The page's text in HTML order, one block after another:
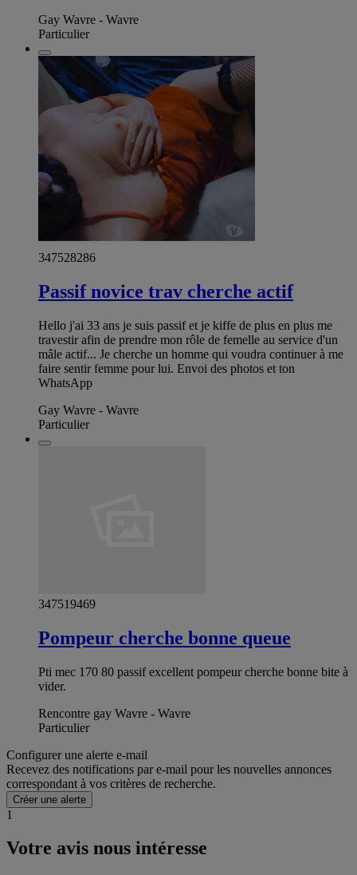
Gay Wavre - Wavre
Particulier
347528286
Passif novice trav cherche actif
Hello j'ai 33 ans je suis passif et je kiffe de plus en plus me
travestir afin de prendre mon rôle de femelle au service d'un
mâle actif... Je cherche un homme qui voudra continuer à me
faire sentir femme pour lui. Envoi des photos et ton
WhatsApp
Gay Wavre - Wavre
Particulier
347519469
Pompeur cherche bonne queue
Pti mec 170 80 passif excellent pompeur cherche bonne bite à
vider.
Rencontre gay Wavre - Wavre
Particulier
Configurer une alerte e-mail
Recevez des notifications par e-mail pour les nouvelles annonces
correspondant à vos critères de recherche.
Créer une alerte
1
Votre avis nous intéresse